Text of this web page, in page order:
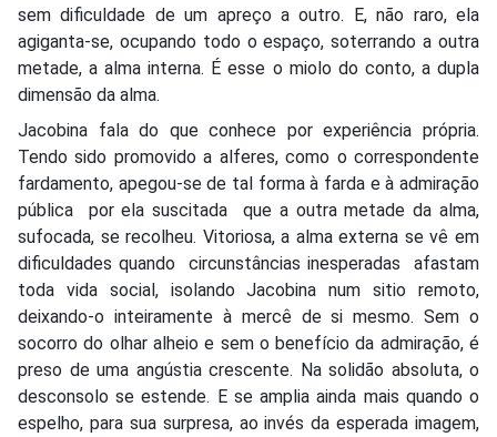
sem dificuldade de um apreço a outro. E, não raro, ela
agiganta-se, ocupando todo o espaço, soterrando a outra
metade, a alma interna. É esse o miolo do conto, a dupla
dimensão da alma.
Jacobina fala do que conhece por experiência própria.
Tendo sido promovido a alferes, como o correspondente
fardamento, apegou-se de tal forma à farda e à admiração
pública por ela suscitada que a outra metade da alma,
sufocada, se recolheu. Vitoriosa, a alma externa se vê em
dificuldades quando circunstâncias inesperadas afastam
toda vida social, isolando Jacobina num sitio remoto,
deixando-o inteiramente à mercê de si mesmo. Sem o
socorro do olhar alheio e sem o benefício da admiração, é
preso de uma angústia crescente. Na solidão absoluta, o
desconsolo se estende. E se amplia ainda mais quando o
espelho, para sua surpresa, ao invés da esperada imagem,